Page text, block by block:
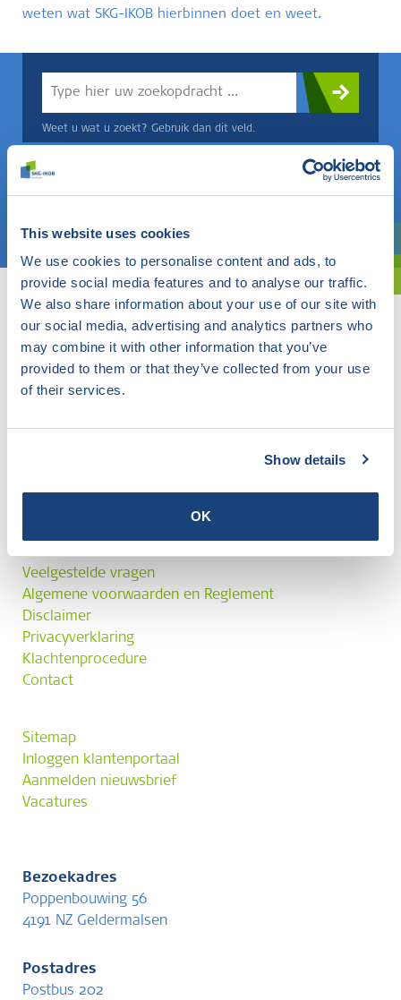
This website uses cookies
We use cookies to personalise content and ads, to
provide social media features and to analyse our traffic.
We also share information about your use of our site with
our social media, advertising and analytics partners who
may combine it with other information that you’ve
provided to them or that they’ve collected from your use
of their services.
Show details
OK
weten wat SKG-IKOB hierbinnen doet en weet.
Weet u wat u zoekt? Gebruik dan dit veld.
Bent u oriënterend? Gebruik dan onze filter.
Veelgestelde vragen
Algemene voorwaarden en Reglement
Disclaimer
Privacyverklaring
Klachtenprocedure
Contact
Sitemap
Inloggen klantenportaal
Aanmelden nieuwsbrief
Vacatures
Bezoekadres
Poppenbouwing 56
4191 NZ Geldermalsen
Postadres
Postbus 202